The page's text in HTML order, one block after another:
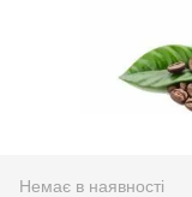
Немає в наявності